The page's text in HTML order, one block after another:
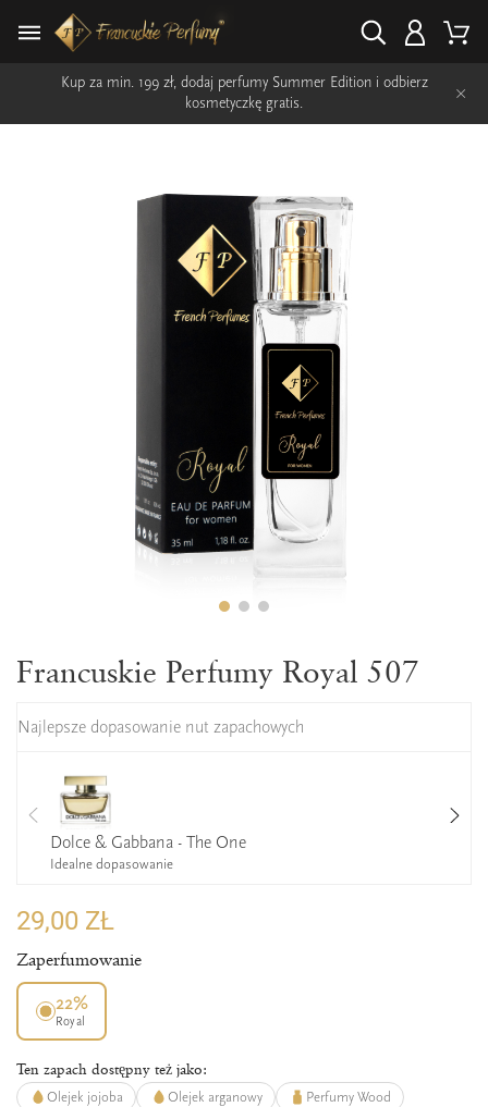
Kup za min. 199 zł, dodaj perfumy Summer Edition i odbierz
kosmetyczkę gratis.
×
Francuskie Perfumy Royal 507
Najlepsze dopasowanie nut zapachowych
Dolce & Gabbana - The One
Idealne dopasowanie
29,00 ZŁ
Zaperfumowanie
22%
Royal
Ten zapach dostępny też jako:
Olejek jojoba Olejek arganowy
Perfumy Wood